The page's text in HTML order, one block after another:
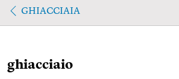
GHIACCIAIA
ghiacciaio